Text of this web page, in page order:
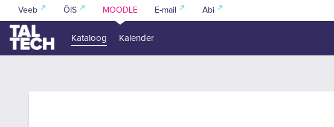
Jäta vahele peasisuni
Veeb ÕIS MOODLE E-mail Abi
Kataloog Kalender